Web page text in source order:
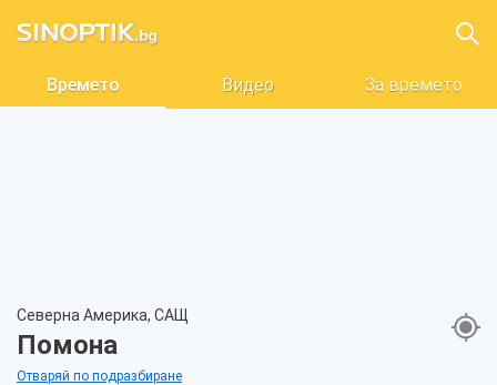
Времето Видео За времето
Северна Америка, САЩ
Помона
Отваряй по подразбиране